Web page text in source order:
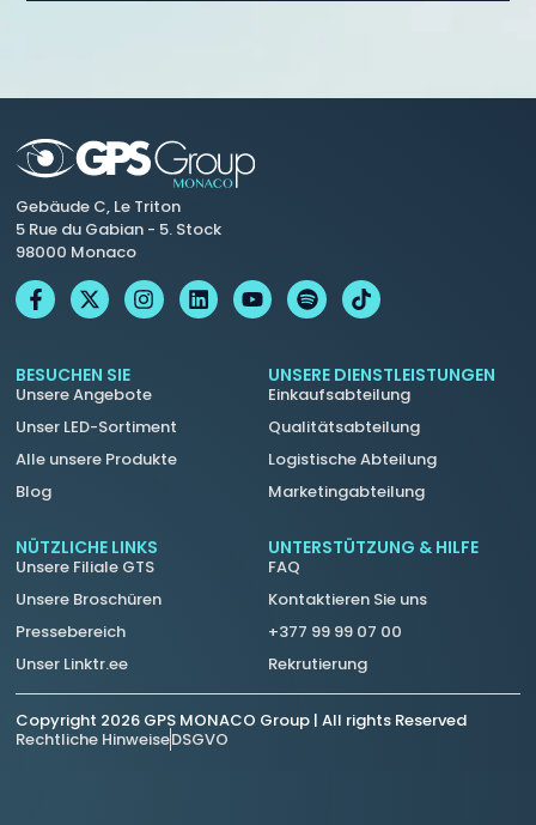
Gebäude C, Le Triton
5 Rue du Gabian - 5. Stock
98000 Monaco
BESUCHEN SIE
Unsere Angebote
Unser LED-Sortiment
Alle unsere Produkte
Blog
UNSERE DIENSTLEISTUNGEN
Einkaufsabteilung
Qualitätsabteilung
Logistische Abteilung
Marketingabteilung
NÜTZLICHE LINKS
Unsere Filiale GTS
Unsere Broschüren
Pressebereich
Unser Linktr.ee
UNTERSTÜTZUNG & HILFE
FAQ
Kontaktieren Sie uns
+377 99 99 07 00
Rekrutierung
Copyright 2026 GPS MONACO Group | All rights Reserved
Rechtliche HinweiseDSGVO